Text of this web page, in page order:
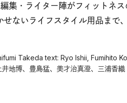
集・ライター陣がフィットネ
ないライフスタイル用品まで
Takeda text: Ryo Ishii, Fumihito
地博、豊島猛、美才治真澄、三浦香織